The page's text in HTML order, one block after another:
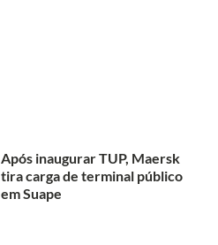
Após inaugurar TUP, Maersk
tira carga de terminal público
em Suape